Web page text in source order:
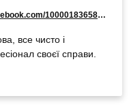
https://www.facebook.com/100001836585494
все чисто і
своєї справи.